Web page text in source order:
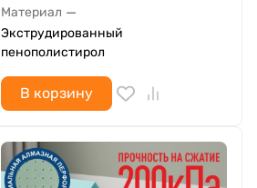
Материал —
Экструдированный
пенополистирол
В корзину